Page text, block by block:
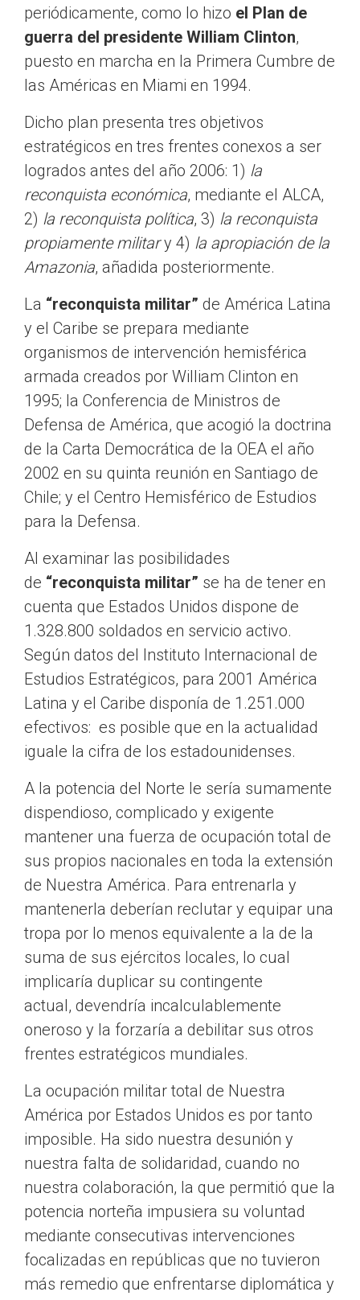
periódicamente, como lo hizo el Plan de
guerra del presidente William Clinton,
puesto en marcha en la Primera Cumbre de
las Américas en Miami en 1994.
Dicho plan presenta tres objetivos
estratégicos en tres frentes conexos a ser
logrados antes del año 2006: 1) la
reconquista económica, mediante el ALCA,
2) la reconquista política, 3) la reconquista
propiamente military 4) la apropiación de la
Amazonia, añadida posteriormente.
La “reconquista militar” de América Latina
y el Caribe se prepara mediante
organismos de intervención hemisférica
armada creados por William Clinton en
1995; la Conferencia de Ministros de
Defensa de América, que acogió la doctrina
de la Carta Democrática de la OEA el año
2002 en su quinta reunión en Santiago de
Chile; y el Centro Hemisférico de Estudios
para la Defensa.
Al examinar las posibilidades
de “reconquista militar” se ha de tener en
cuenta que Estados Unidos dispone de
1.328.800 soldados en servicio activo.
Según datos del Instituto Internacional de
Estudios Estratégicos, para 2001 América
Latina y el Caribe disponía de 1.251.000
efectivos: es posible que en la actualidad
iguale la cifra de los estadounidenses.
A la potencia del Norte le sería sumamente
dispendioso, complicado y exigente
mantener una fuerza de ocupación total de
sus propios nacionales en toda la extensión
de Nuestra América. Para entrenarla y
mantenerla deberían reclutar y equipar una
tropa por lo menos equivalente a la de la
suma de sus ejércitos locales, lo cual
implicaría duplicar su contingente
actual, devendría incalculablemente
oneroso y la forzaría a debilitar sus otros
frentes estratégicos mundiales.
La ocupación militar total de Nuestra
América por Estados Unidos es por tanto
imposible. Ha sido nuestra desunión y
nuestra falta de solidaridad, cuando no
nuestra colaboración, la que permitió que la
potencia norteña impusiera su voluntad
mediante consecutivas intervenciones
focalizadas en repúblicas que no tuvieron
más remedio que enfrentarse diplomática y